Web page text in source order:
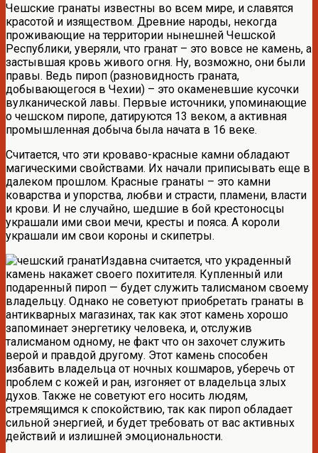
Чешские гранаты известны во всем мире, и славятся
красотой и изяществом. Древние народы, некогда
проживающие на территории нынешней Чешской
Республики, уверяли, что гранат – это вовсе не камень, а
застывшая кровь живого огня. Ну, возможно, они были
правы. Ведь пироп (разновидность граната,
добывающегося в Чехии) – это окаменевшие кусочки
вулканической лавы. Первые источники, упоминающие
о чешском пиропе, датируются 13 веком, а активная
промышленная добыча была начата в 16 веке.
Считается, что эти кроваво-красные камни обладают
магическими свойствами. Их начали приписывать еще в
далеком прошлом. Красные гранаты – это камни
коварства и упорства, любви и страсти, пламени, власти
и крови. И не случайно, шедшие в бой крестоносцы
украшали ими свои мечи, кресты и пояса. А короли
украшали им свои короны и скипетры.
Издавна считается, что украденный
камень накажет своего похитителя. Купленный или
подаренный пироп — будет служить талисманом своему
владельцу. Однако не советуют приобретать гранаты в
антикварных магазинах, так как этот камень хорошо
запоминает энергетику человека, и, отслужив
талисманом одному, не факт что он захочет служить
верой и правдой другому. Этот камень способен
избавить владельца от ночных кошмаров, уберечь от
проблем с кожей и ран, изгоняет от владельца злых
духов. Также не советуют его носить людям,
стремящимся к спокойствию, так как пироп обладает
сильной энергией, и будет требовать от вас активных
действий и излишней эмоциональности.